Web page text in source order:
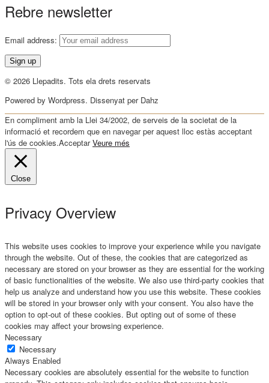
Rebre newsletter
Email address:
© 2026 Llepadits. Tots ela drets reservats
Powered by Wordpress. Dissenyat per Dahz
En compliment amb la Llei 34/2002, de serveis de la societat de la
informació et recordem que en navegar per aquest lloc estàs acceptant
l'ús de cookies.Acceptar Veure més
Close
Privacy Overview
This website uses cookies to improve your experience while you navigate
through the website. Out of these, the cookies that are categorized as
necessary are stored on your browser as they are essential for the working
of basic functionalities of the website. We also use third-party cookies that
help us analyze and understand how you use this website. These cookies
will be stored in your browser only with your consent. You also have the
option to opt-out of these cookies. But opting out of some of these
cookies may affect your browsing experience.
Necessary
Necessary
Always Enabled
Necessary cookies are absolutely essential for the website to function